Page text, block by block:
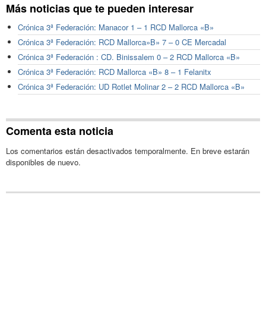
Más noticias que te pueden interesar
Crónica 3ª Federación: Manacor 1 – 1 RCD Mallorca «B»
Crónica 3ª Federación: RCD Mallorca»B» 7 – 0 CE Mercadal
Crónica 3ª Federación : CD. Binissalem 0 – 2 RCD Mallorca «B»
Crónica 3ª Federación: RCD Mallorca «B» 8 – 1 Felanitx
Crónica 3ª Federación: UD Rotlet Molinar 2 – 2 RCD Mallorca «B»
Comenta esta noticia
Los comentarios están desactivados temporalmente. En breve estarán
disponibles de nuevo.